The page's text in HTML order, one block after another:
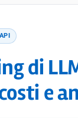
di
e